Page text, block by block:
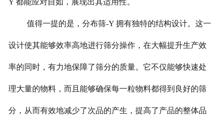
Y 都能应对自如，展现出其适用性。
值得一提的是，分布筛-Y 拥有独特的结构设计。这一
设计使其能够效率高地进行筛分操作，在大幅提升生产效
率的同时，有力地保障了筛分的质量。它不仅能够快速处
理大量的物料，而且能够确保每一粒物料都得到良好的筛
分，从而有效地减少了次品的产生，提高了产品的整体品